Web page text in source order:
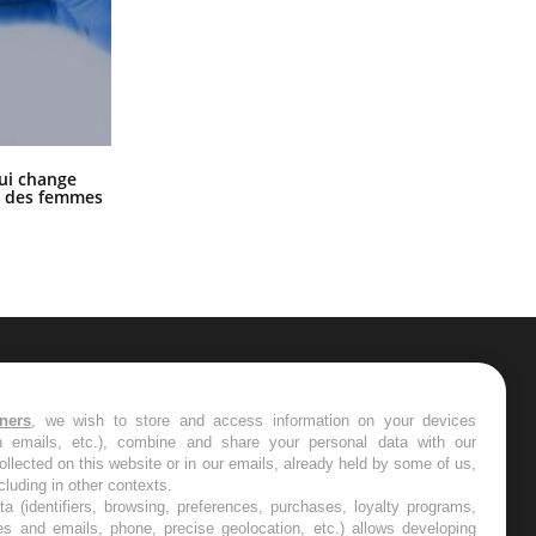
change
femmes
les semaines les meilleures
, we wish to store and access information on your devices
emails, etc.), combine and share your personal data with our
on this website or in our emails, already held by some of us,
in other contexts.
(identifiers, browsing, preferences, purchases, loyalty programs,
and emails, phone, precise geolocation, etc.) allows developing